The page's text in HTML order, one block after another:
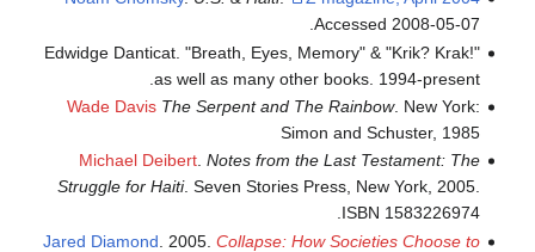
Accessed 2008-05-07.
Edwidge Danticat. "Breath, Eyes, Memory" & "Krik? Krak!"
as well as many other books. 1994-present.
Wade Davis The Serpent and The Rainbow. New York:
Simon and Schuster, 1985
Michael Deibert. Notes from the Last Testament: The
Struggle for Haiti. Seven Stories Press, New York, 2005.
ISBN 1583226974.
Jared Diamond . 2005. Collapse: How Societies Choose to